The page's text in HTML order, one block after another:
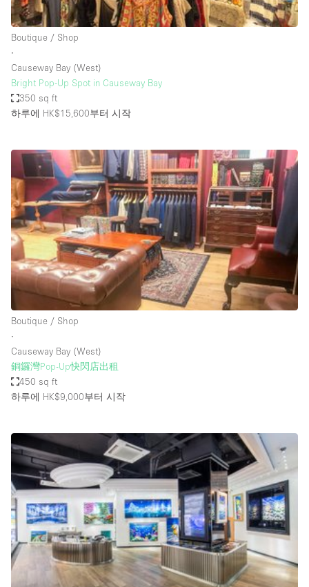
Advertisement Space
Apartment / Loft
Art Gallery
Atelier / Workshop Studio
Boat
Boutique / Shop
Conference Room
Container
Creative Space
Event Space
Fair / Festival
Hall
Mall Shop
Mansion / House
Meeting Space
Other
Photo / Filming Studio
Restaurant / Bar / Cafe
Rooftop
Salon
Shop Share
Boutique / Shop
∙
Causeway Bay (West)
Bright Pop-Up Spot in Causeway Bay
350 sq ft
하루에 HK$15,600부터 시작
Boutique / Shop
∙
Causeway Bay (West)
銅鑼灣Pop-Up快閃店出租
450 sq ft
하루에 HK$9,000부터 시작